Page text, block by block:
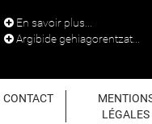
En savoir plus...
Argibide gehiagorentzat...
CONTACT
LÉGALES